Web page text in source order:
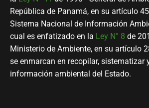
República de Panamá, en su artículo
Sistema Nacional de Información
cual es enfatizado en la Ley N° 8 de
Ministerio de Ambiente, en su artículo
se enmarcan en recopilar, sistematizar
información ambiental del Estado.